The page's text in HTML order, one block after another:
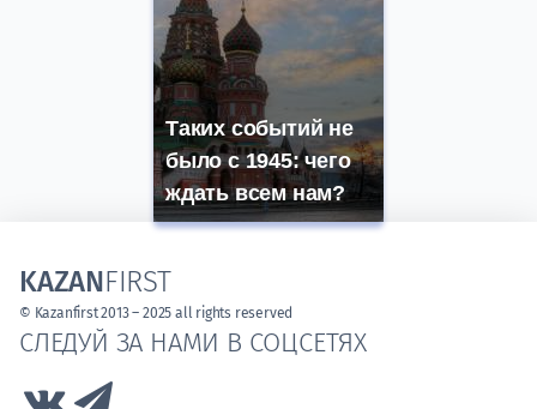
Таких событий не
было с 1945: чего
ждать всем нам?
СЛЕДУЙ ЗА НАМИ В СОЦСЕТЯХ
Link to Vk
KAZANFIRST
© Kazanfirst 2013 – 2025 all rights reserved